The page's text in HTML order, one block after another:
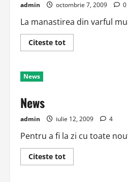
admin octombrie 7, 2009 0
La manastirea din varful
Citeste totRead
more
News
News
admin iulie 12, 2009 4
Pentru a fi la zi cu toate
Citeste totRead
more